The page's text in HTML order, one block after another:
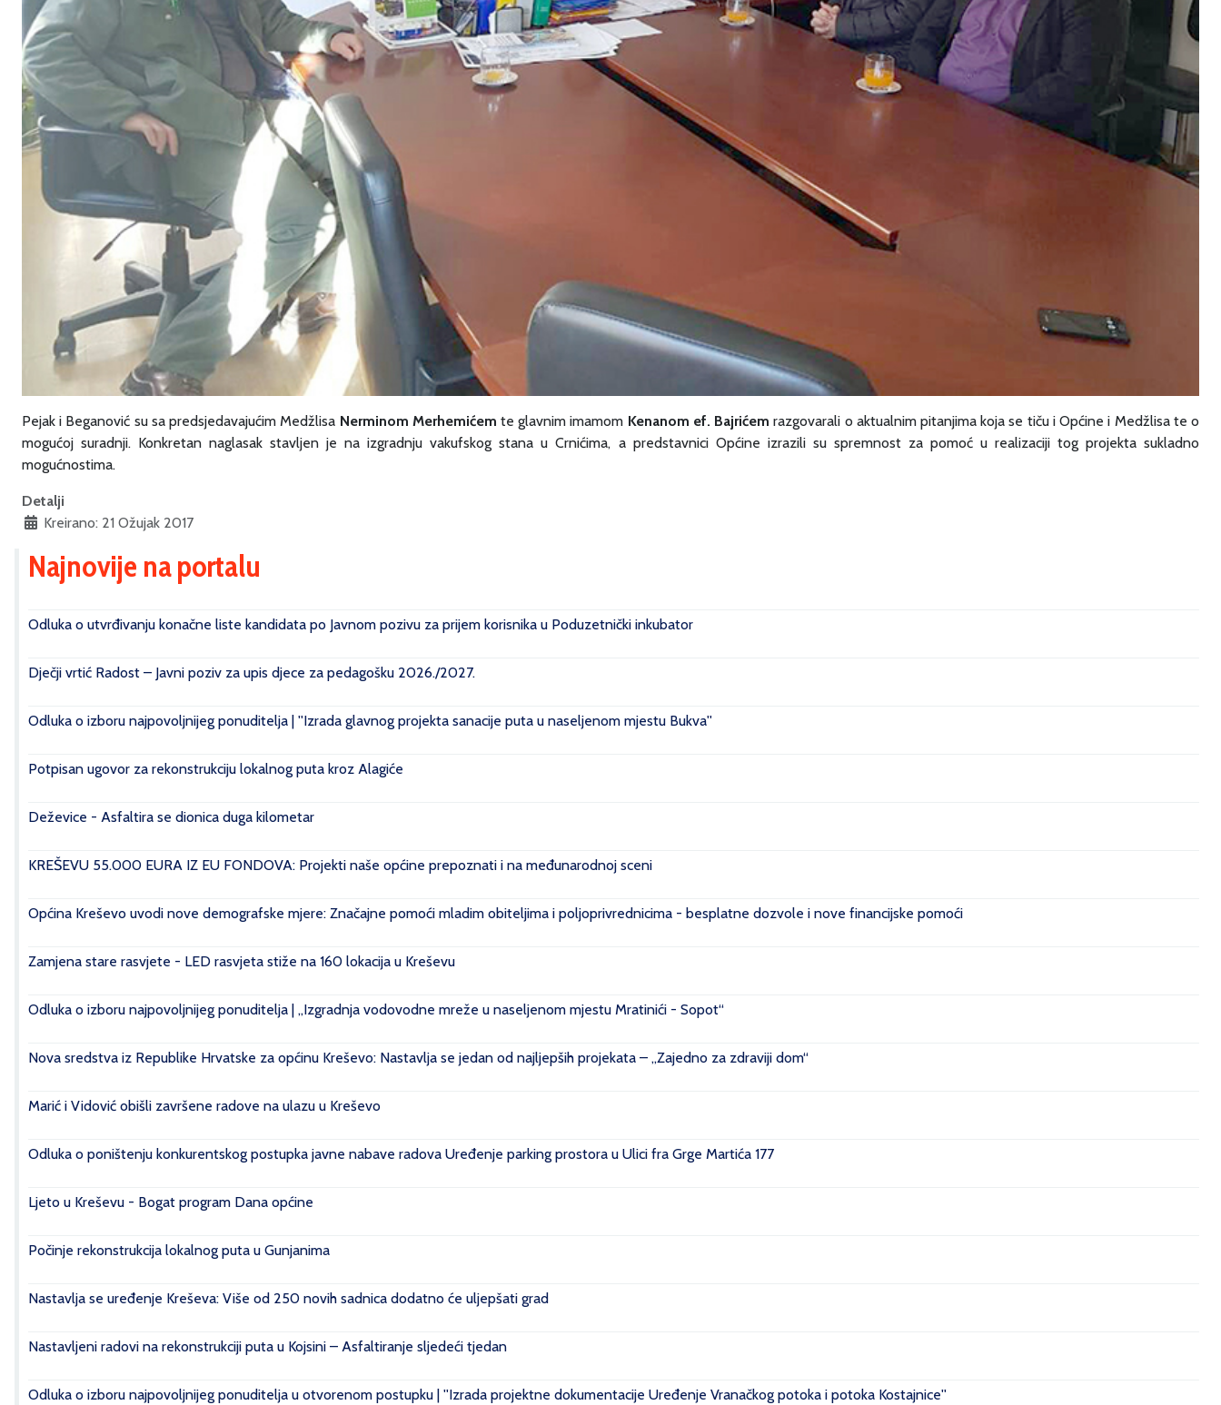
Pejak i Beganović su sa predsjedavajućim Medžlisa Nerminom Merhemićem te glavnim imamom Kenanom ef. Bajrićem razgovarali o aktualnim pitanjima koja se tiču i Općine i Medžlisa te o
mogućoj suradnji. Konkretan naglasak stavljen je na izgradnju vakufskog stana u Crnićima, a predstavnici Općine izrazili su spremnost za pomoć u realizaciji tog projekta sukladno
mogućnostima.
Detalji
Kreirano: 21 Ožujak 2017
Najnovije na portalu
Odluka o utvrđivanju konačne liste kandidata po Javnom pozivu za prijem korisnika u Poduzetnički inkubator
Dječji vrtić Radost – Javni poziv za upis djece za pedagošku 2026./2027.
Odluka o izboru najpovoljnijeg ponuditelja | ''Izrada glavnog projekta sanacije puta u naseljenom mjestu Bukva''
Potpisan ugovor za rekonstrukciju lokalnog puta kroz Alagiće
Deževice - Asfaltira se dionica duga kilometar
KREŠEVU 55.000 EURA IZ EU FONDOVA: Projekti naše općine prepoznati i na međunarodnoj sceni
Općina Kreševo uvodi nove demografske mjere: Značajne pomoći mladim obiteljima i poljoprivrednicima - besplatne dozvole i nove financijske pomoći
Zamjena stare rasvjete - LED rasvjeta stiže na 160 lokacija u Kreševu
Odluka o izboru najpovoljnijeg ponuditelja | „Izgradnja vodovodne mreže u naseljenom mjestu Mratinići - Sopot“
Nova sredstva iz Republike Hrvatske za općinu Kreševo: Nastavlja se jedan od najljepših projekata – „Zajedno za zdraviji dom“
Marić i Vidović obišli završene radove na ulazu u Kreševo
Odluka o poništenju konkurentskog postupka javne nabave radova Uređenje parking prostora u Ulici fra Grge Martića 177
Ljeto u Kreševu - Bogat program Dana općine
Počinje rekonstrukcija lokalnog puta u Gunjanima
Nastavlja se uređenje Kreševa: Više od 250 novih sadnica dodatno će uljepšati grad
Nastavljeni radovi na rekonstrukciji puta u Kojsini – Asfaltiranje sljedeći tjedan
Odluka o izboru najpovoljnijeg ponuditelja u otvorenom postupku | ''Izrada projektne dokumentacije Uređenje Vranačkog potoka i potoka Kostajnice''